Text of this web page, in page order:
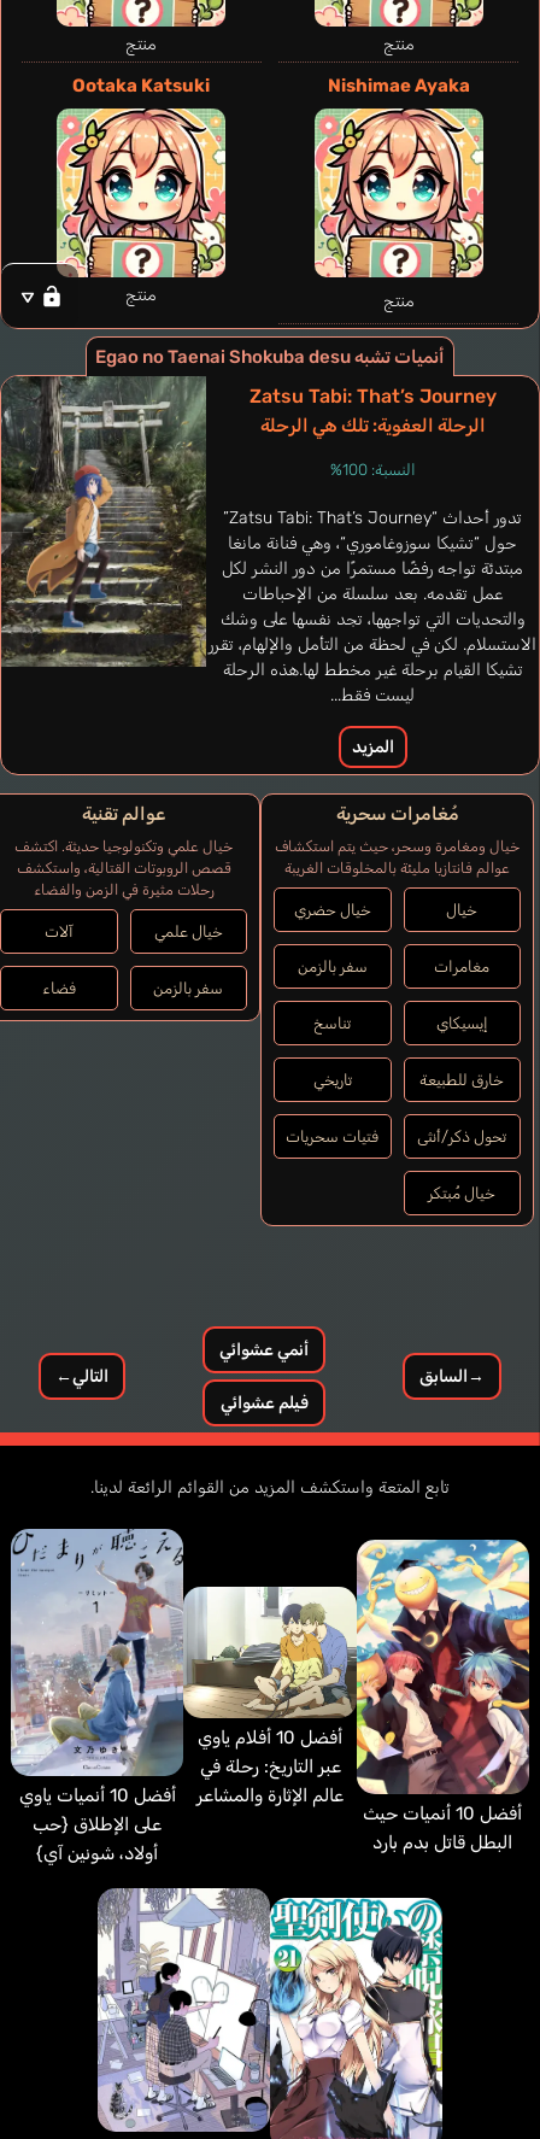
منتج منتج
Nishimae Ayaka
منتج
Ootaka Katsuki
منتج
Furuhashi Fuyumi
Usui Yuri
Futami Maki
Matsui Akiha
أنميات تشبه Egao no Taenai Shokuba desu
Zatsu Tabi: That’s Journey
الرحلة العفوية: تلك هي الرحلة
النسبة: 100%
تدور أحداث “Zatsu Tabi: That’s Journey”
حول “تشيكا سوزوغاموري“، وهي فنانة مانغا
مبتدئة تواجه رفضًا مستمرًا من دور النشر لكل
عمل تقدمه. بعد سلسلة من الإحباطات
والتحديات التي تواجهها، تجد نفسها على وشك
الاستسلام. لكن في لحظة من التأمل والإلهام، تقرر
تشيكا القيام برحلة غير مخطط لها.هذه الرحلة
ليست فقط...
المزيد
مُغامرات سحرية
خيال ومغامرة وسحر، حيث يتم استكشاف
عوالم فانتازيا مليئة بالمخلوقات الغريبة
خيال خيال حضري
مغامرات سفر بالزمن
إيسيكاي تناسخ
خارق للطبيعة تاريخي
تحول ذكر/أنثى فتيات سحريات
خيال مُبتكر
عوالم تقنية
خيال علمي وتكنولوجيا حديثة. اكتشف
قصص الروبوتات القتالية، واستكشف
رحلات مثيرة في الزمن والفضاء
خيال علمي آلات
سفر بالزمن فضاء
→السابق
أنمي عشوائي
فيلم عشوائي
التالي←
تابع المتعة واستكشف المزيد من القوائم الرائعة لدينا.
أفضل 10 أنميات حيث
البطل قاتل بدم بارد
أفضل 10 أفلام ياوي
عبر التاريخ: رحلة في
عالم الإثارة والمشاعر
أفضل 10 أنميات ياوي
على الإطلاق {حب
أولاد، شونين آي}